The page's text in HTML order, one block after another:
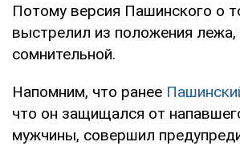
Потому версия Пашинского о
выстрелил из положения
сомнительной.
Напомним, что ранее
что он защищался от
мужчины, совершил